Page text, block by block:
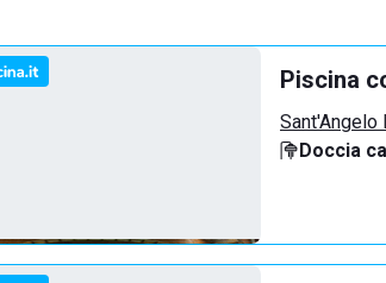
Piscina
Sant'Angelo
Doccia